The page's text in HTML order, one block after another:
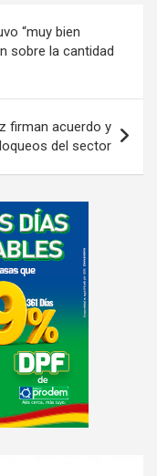
“muy bien
sobre la cantidad
firman acuerdo y
del sector